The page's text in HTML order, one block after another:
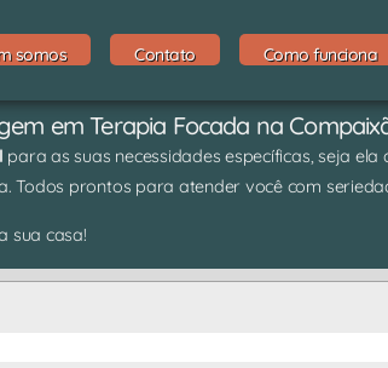
somos Contato Como funciona
em Terapia Focada na
para as suas necessidades específicas, seja ela
Todos prontos para atender você com
sua casa!